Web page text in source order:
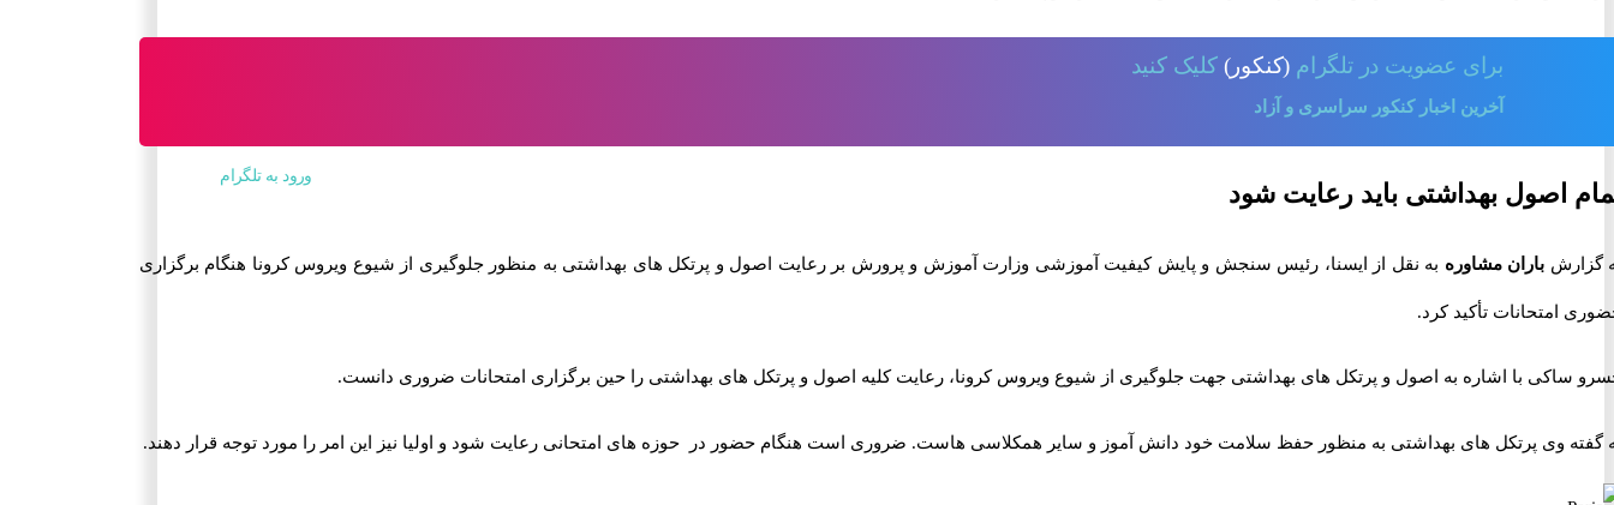
برای عضویت در تلگرام (کنکور) کلیک کنید
آخرین اخبار کنکور سراسری و آزاد
ورود به تلگرام
اصول بهداشتی باید رعایت شود
گزارش باران مشاوره به نقل از ایسنا، رئیس سنجش و پایش کیفیت آموزشی وزارت آموزش و پرورش بر رعایت اصول و پرتکل های بهداشتی به منظور جلوگیری از شیوع ویروس کرونا هنگام برگزاری
امتحانات تأکید کرد.
ساکی با اشاره به اصول و پرتکل های بهداشتی جهت جلوگیری از شیوع ویروس کرونا، رعایت کلیه اصول و پرتکل های بهداشتی را حین برگزاری امتحانات ضروری دانست.
گفته وی پرتکل های بهداشتی به منظور حفظ سلامت خود دانش آموز و سایر همکلاسی هاست. ضروری است هنگام حضور در حوزه های امتحانی رعایت شود و اولیا نیز این امر را مورد توجه قرار دهند.